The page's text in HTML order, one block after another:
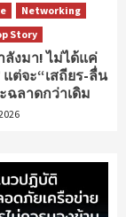
Networking
Story
ลังมา! ไม่ได้แค่
แต่จะ“เสถียร-ลื่น
ฉลาดกว่าเดิม